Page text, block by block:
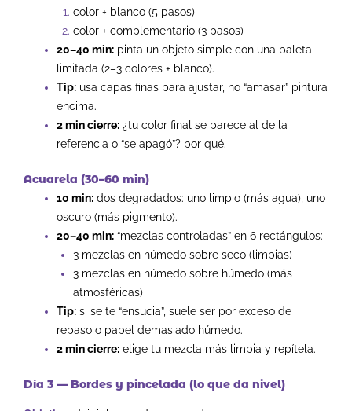
color + blanco (5 pasos)
color + complementario (3 pasos)
20–40 min: pinta un objeto simple con una paleta
limitada (2–3 colores + blanco).
Tip: usa capas finas para ajustar, no “amasar” pintura
encima.
2 min cierre: ¿tu color final se parece al de la
referencia o “se apagó”? por qué.
Acuarela (30–60 min)
10 min: dos degradados: uno limpio (más agua), uno
oscuro (más pigmento).
20–40 min: “mezclas controladas” en 6 rectángulos:
3 mezclas en húmedo sobre seco (limpias)
3 mezclas en húmedo sobre húmedo (más
atmosféricas)
Tip: si se te “ensucia”, suele ser por exceso de
repaso o papel demasiado húmedo.
2 min cierre: elige tu mezcla más limpia y repítela.
Día 3 — Bordes y pincelada (lo que da nivel)